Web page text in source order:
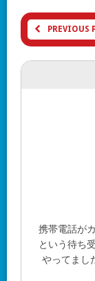
PREVIOUS
携帯電話が
という待ち
やってまし